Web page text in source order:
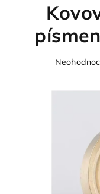
Průměrné
hvězdiček.